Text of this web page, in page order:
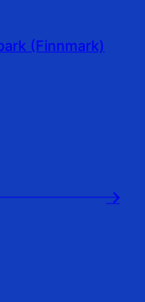
(Finnmark)
→